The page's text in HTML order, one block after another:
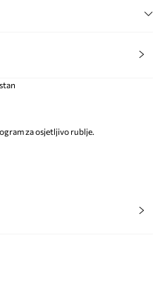
za osjetljivo rublje.